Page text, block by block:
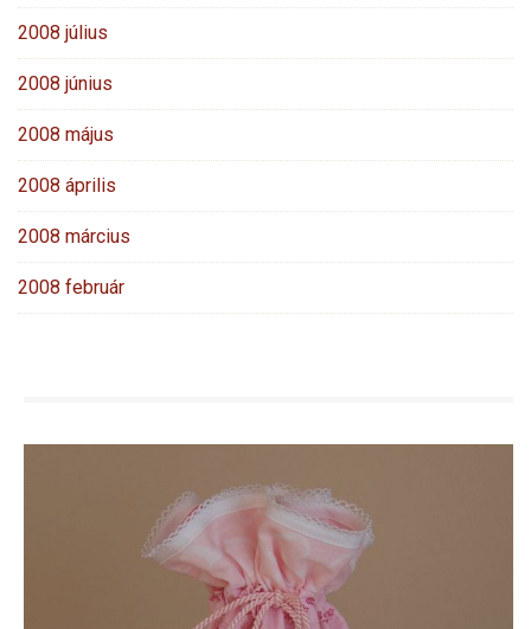
2008 július
2008 június
2008 május
2008 április
2008 március
2008 február